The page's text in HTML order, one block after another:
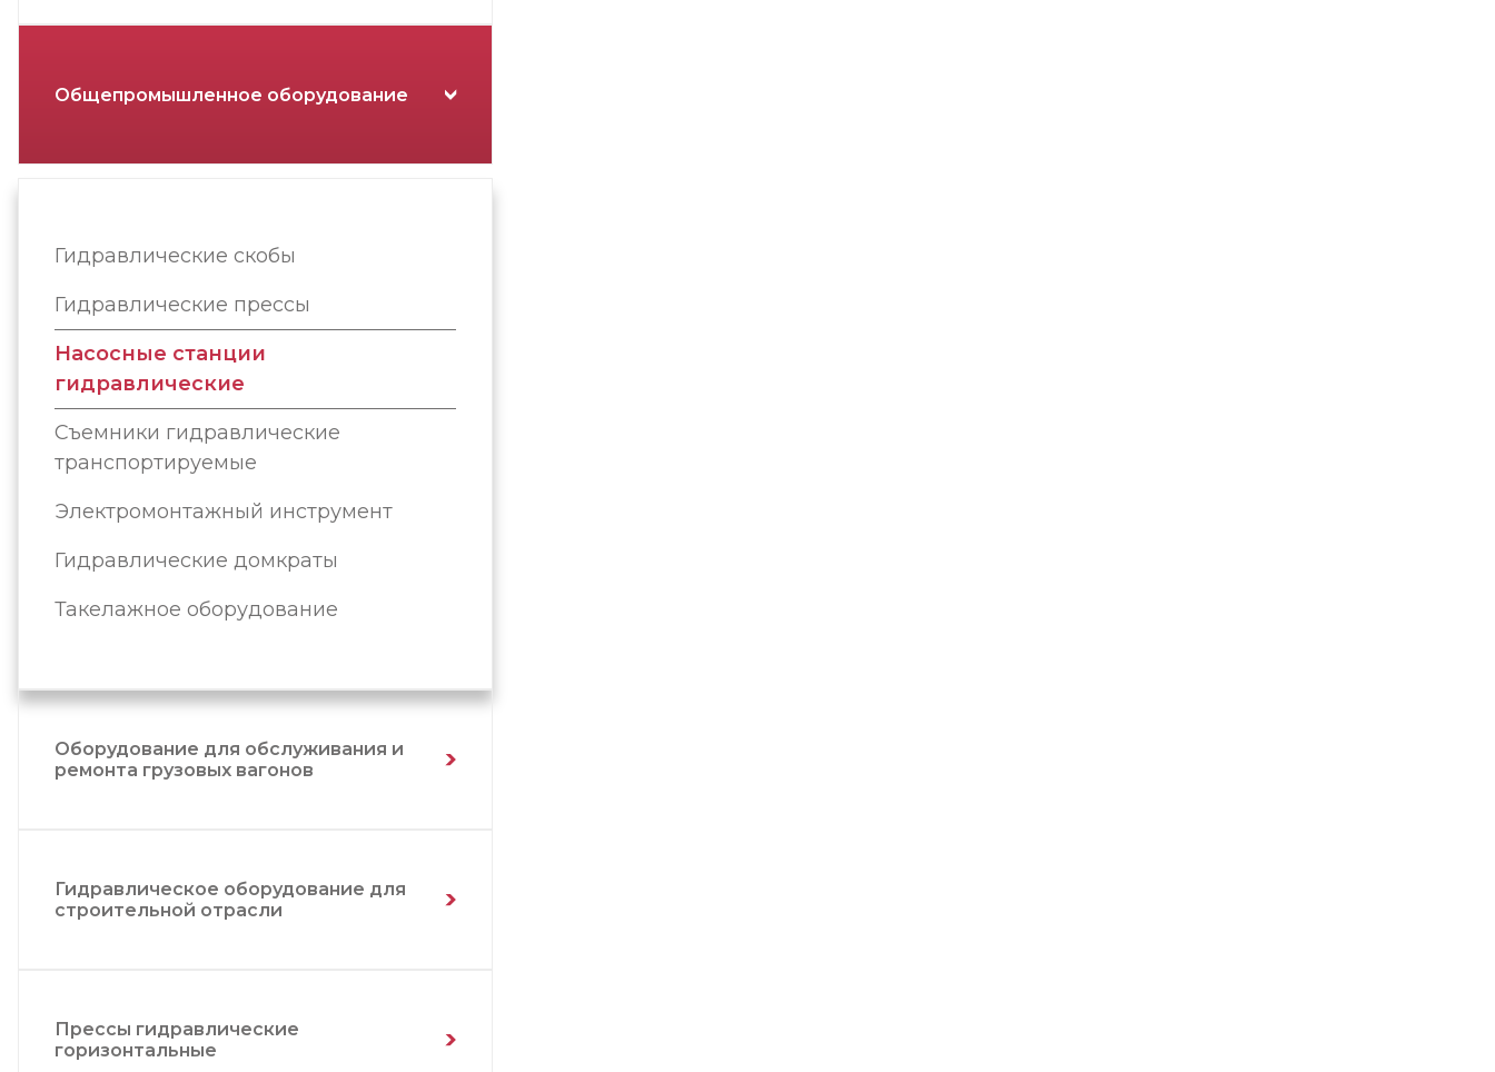
Общепромышленное оборудование
Гидравлические скобы
Гидравлические прессы
Насосные станции
гидравлические
Съемники гидравлические
транспортируемые
Электромонтажный инструмент
Гидравлические домкраты
Такелажное оборудование
Оборудование для обслуживания и
ремонта грузовых вагонов
Гидравлическое оборудование для
строительной отрасли
Прессы гидравлические
горизонтальные